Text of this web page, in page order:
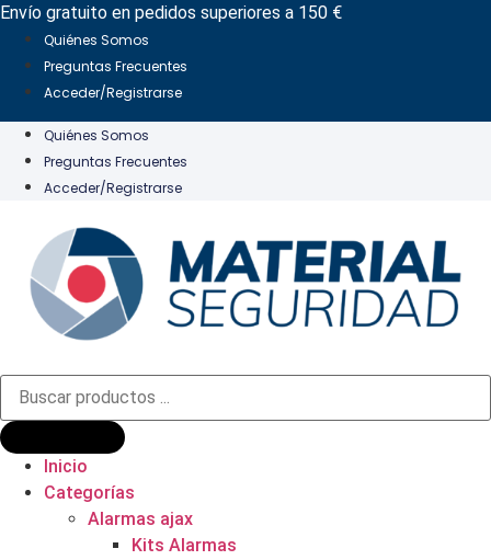
Ir
contenido
Envío gratuito en pedidos superiores a 150 €
Quiénes Somos
Preguntas Frecuentes
Acceder/Registrarse
Quiénes Somos
Preguntas Frecuentes
Acceder/Registrarse
Búsqueda
productos
Inicio
Categorías
Alarmas ajax
Kits Alarmas